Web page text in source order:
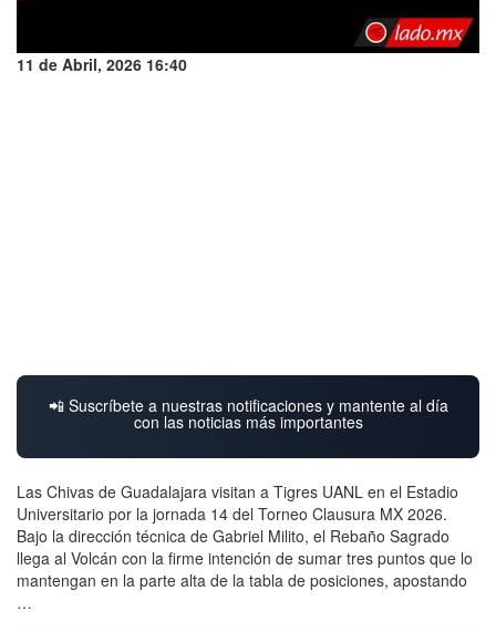
11 de Abril, 2026 16:40
📲 Suscríbete a nuestras notificaciones y mantente al día
con las noticias más importantes
Las Chivas de Guadalajara visitan a Tigres UANL en el Estadio
Universitario por la jornada 14 del Torneo Clausura MX 2026.
Bajo la dirección técnica de Gabriel Milito, el Rebaño Sagrado
llega al Volcán con la firme intención de sumar tres puntos que lo
mantengan en la parte alta de la tabla de posiciones, apostando
…